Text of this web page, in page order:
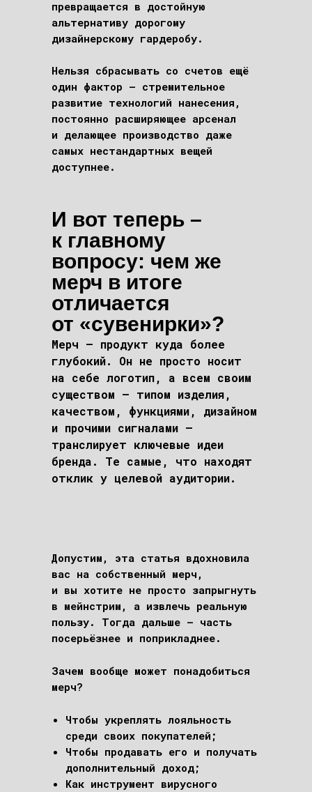
превращается в достойную
альтернативу дорогому
дизайнерскому гардеробу.
Нельзя сбрасывать со счетов ещё
один фактор – стремительное
развитие технологий нанесения,
постоянно расширяющее арсенал
и делающее производство даже
самых нестандартных вещей
доступнее.
И вот теперь –
к главному
вопросу: чем же
мерч в итоге
отличается
от «сувенирки»?
Мерч – продукт куда более
глубокий. Он не просто носит
на себе логотип, а всем своим
существом – типом изделия,
качеством, функциями, дизайном
и прочими сигналами –
транслирует ключевые идеи
бренда. Те самые, что находят
отклик у целевой аудитории.
Допустим, эта статья вдохновила
вас на собственный мерч,
и вы хотите не просто запрыгнуть
в мейнстрим, а извлечь реальную
пользу. Тогда дальше – часть
посерьёзнее и поприкладнее.
Чтобы укреплять лояльность
среди своих покупателей;
Чтобы продавать его и получать
дополнительный доход;
Как инструмент вирусного
Зачем вообще может понадобиться
мерч?